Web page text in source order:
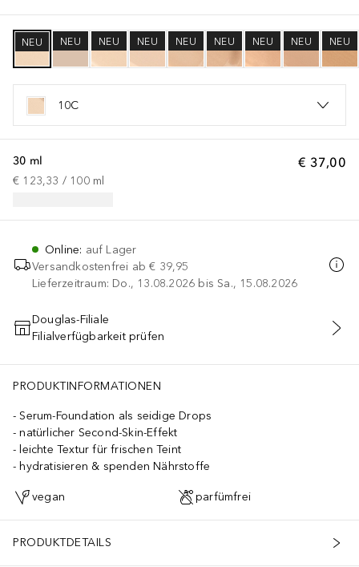
NEU NEU NEU NEU NEU NEU NEU NEU NEU
10C
€ 37,00
30 ml
€ 123,33 / 100 ml
Online: auf Lager
Versandkostenfrei ab € 39,95
Lieferzeitraum: Do., 13.08.2026 bis Sa., 15.08.2026
IN DEN WARENKORB
Douglas-Filiale
Filialverfügbarkeit prüfen
PRODUKTINFORMATIONEN
Serum-Foundation als seidige Drops
natürlicher Second-Skin-Effekt
leichte Textur für frischen Teint
hydratisieren & spenden Nährstoffe
vegan parfümfrei
PRODUKTDETAILS